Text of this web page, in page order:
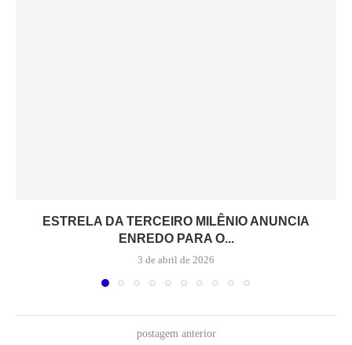
ESTRELA DA TERCEIRO MILÊNIO ANUNCIA
ENREDO PARA O...
3 de abril de 2026
postagem anterior